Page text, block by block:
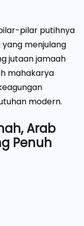
pilar putihnya
menjulang
jutaan jamaah
mahakarya
modern.
Arab
Penuh